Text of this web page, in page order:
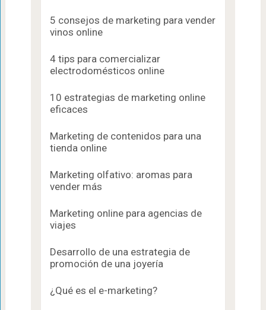
5 consejos de marketing para vender
vinos online
4 tips para comercializar
electrodomésticos online
10 estrategias de marketing online
eficaces
Marketing de contenidos para una
tienda online
Marketing olfativo: aromas para
vender más
Marketing online para agencias de
viajes
Desarrollo de una estrategia de
promoción de una joyería
¿Qué es el e-marketing?